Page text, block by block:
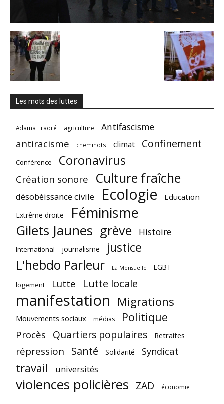
Les mots des luttes
Adama Traoré agriculture Antifascisme
antiracisme cheminots climat Confinement
Conférence Coronavirus
Création sonore Culture fraîche
désobéissance civile Ecologie Education
Extrême droite Féminisme
Gilets Jaunes grève Histoire
International journalisme justice
L'hebdo Parleur La Mensuelle
LGBT
logement
Lutte Lutte locale
manifestation Migrations
Mouvements sociaux médias Politique
Procès Quartiers populaires Retraites
répression Santé Solidarité Syndicat
travail universités
violences policières ZAD économie